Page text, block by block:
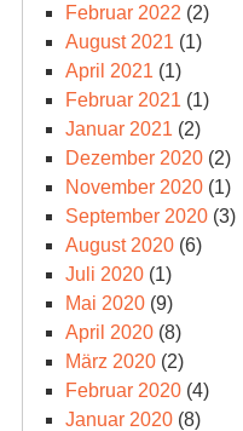
Februar 2022 (2)
August 2021 (1)
April 2021 (1)
Februar 2021 (1)
Januar 2021 (2)
Dezember 2020(2)
November 2020(1)
September 2020(3)
August 2020(6)
Juli 2020(1)
Mai 2020(9)
April 2020(8)
März 2020(2)
Februar 2020(4)
Januar 2020(8)